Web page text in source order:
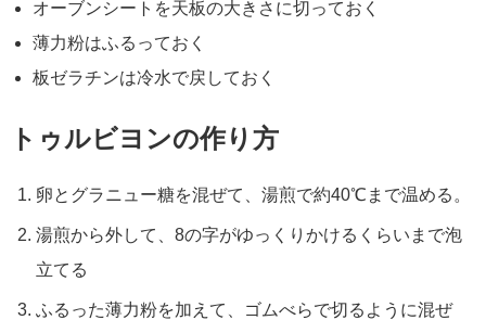
オーブンシートを天板の大きさに切っておく
薄力粉はふるっておく
板ゼラチンは冷水で戻しておく
トゥルビヨンの作り方
卵とグラニュー糖を混ぜて、湯煎で約40℃まで温める。
湯煎から外して、8の字がゆっくりかけるくらいまで泡
立てる
ふるった薄力粉を加えて、ゴムべらで切るように混ぜ